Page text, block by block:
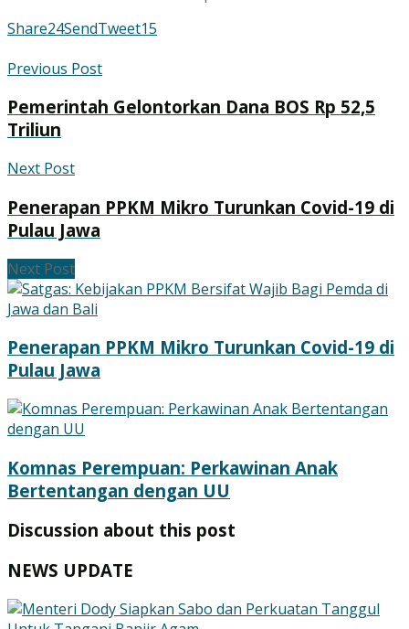
Share24SendTweet15
Previous Post
Pemerintah Gelontorkan Dana BOS Rp 52,5
Triliun
Next Post
Penerapan PPKM Mikro Turunkan Covid-19 di
Pulau Jawa
Next Post
Penerapan PPKM Mikro Turunkan Covid-19 di
Pulau Jawa
Komnas Perempuan: Perkawinan Anak
Bertentangan dengan UU
Discussion about this post
NEWS UPDATE